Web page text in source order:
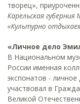
творец»,
Карельская
«Культурно
«Личное дело
В Национальном
России именная
экспонатов -
участвовал в
Великой